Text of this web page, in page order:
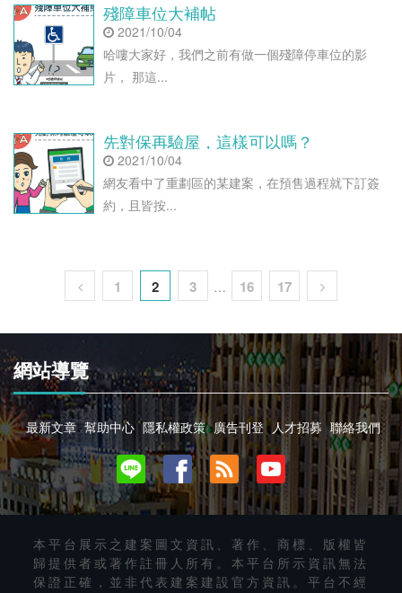
殘障車位大補帖
2021/10/04
哈嘍大家好，我們之前有做一個殘障停車位的影
片， 那這...
先對保再驗屋，這樣可以嗎？
2021/10/04
網友看中了重劃區的某建案，在預售過程就下訂簽
約，且皆按...
1 2 3 … 16 17
網站導覽
最新文章 幫助中心 隱私權政策 廣告刊登 人才招募 聯絡我們
本平台展示之建案圖文資訊、著作、商標、版權皆
歸提供者或著作註冊人所有。本平台所示資訊無法
保證正確，並非代表建案建設官方資訊。平台不經